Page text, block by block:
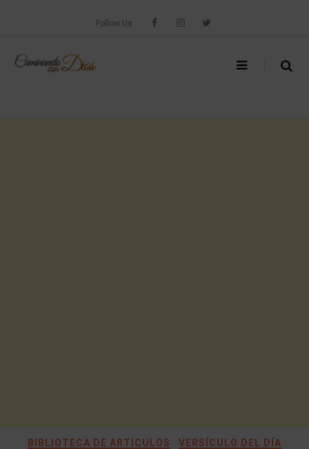
Follow Us
BIBLIOTECA DE ARTICULOS VERSÍCULO DEL DÍA